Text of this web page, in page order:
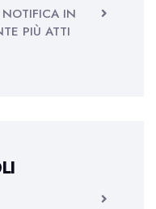
IN
PIÙ ATTI